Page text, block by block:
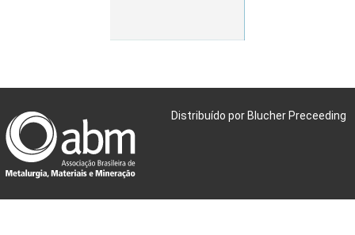
Distribuído por Blucher Preceeding